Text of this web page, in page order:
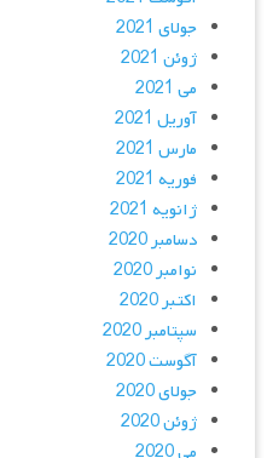
جولای 2021
ژوئن 2021
می 2021
آوریل 2021
مارس 2021
فوریه 2021
ژانویه 2021
دسامبر 2020
نوامبر 2020
اکتبر 2020
سپتامبر 2020
آگوست 2020
جولای 2020
ژوئن 2020